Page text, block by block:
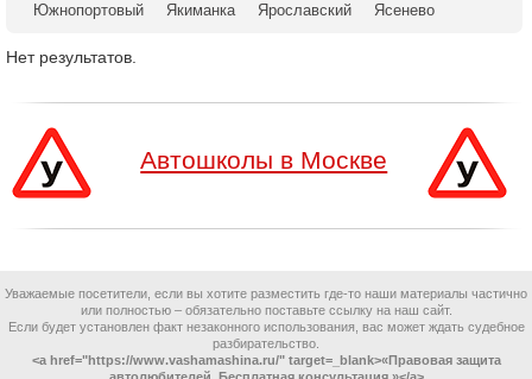
Южнопортовый
Якиманка Ярославский Ясенево
Нет результатов.
Автошколы в Москве
Уважаемые посетители, если вы хотите разместить где-то наши материалы частично
или полностью – обязательно поставьте ссылку на наш сайт.
Если будет установлен факт незаконного использования, вас может ждать судебное
разбирательство.
<a href="https://www.vashamashina.ru/" target=_blank>«Правовая защита